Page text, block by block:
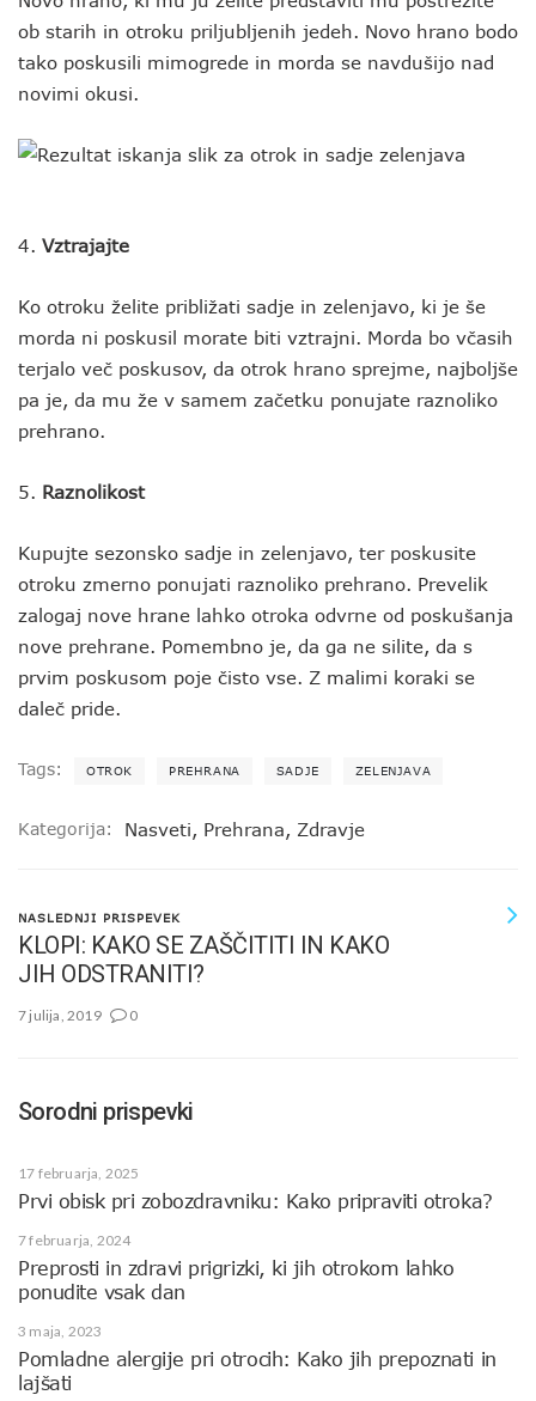
ob starih in otroku priljubljenih jedeh. Novo hrano bodo
tako poskusili mimogrede in morda se navdušijo nad
novimi okusi.
4. Vztrajajte
Ko otroku želite približati sadje in zelenjavo, ki je še
morda ni poskusil morate biti vztrajni. Morda bo včasih
terjalo več poskusov, da otrok hrano sprejme, najboljše
pa je, da mu že v samem začetku ponujate raznoliko
prehrano.
5. Raznolikost
Kupujte sezonsko sadje in zelenjavo, ter poskusite
otroku zmerno ponujati raznoliko prehrano. Prevelik
zalogaj nove hrane lahko otroka odvrne od poskušanja
nove prehrane. Pomembno je, da ga ne silite, da s
prvim poskusom poje čisto vse. Z malimi koraki se
daleč pride.
Tags: OTROK PREHRANA SADJE ZELENJAVA
Kategorija: Nasveti, Prehrana, Zdravje
NASLEDNJI PRISPEVEK
KLOPI: KAKO SE ZAŠČITITI IN KAKO
JIH ODSTRANITI?
7 julija, 2019 0
Sorodni prispevki
17 februarja, 2025
Prvi obisk pri zobozdravniku: Kako pripraviti otroka?
7 februarja, 2024
Preprosti in zdravi prigrizki, ki jih otrokom lahko
ponudite vsak dan
3 maja, 2023
Pomladne alergije pri otrocih: Kako jih prepoznati in
lajšati